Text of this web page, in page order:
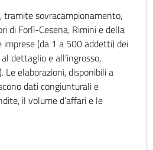
tramite sovracampionamento,
di Forlì-Cesena, Rimini e della
(da 1 a 500 addetti) dei
dettaglio e all’ingrosso,
Le elaborazioni, disponibili a
dati congiunturali e
il volume d’affari e le